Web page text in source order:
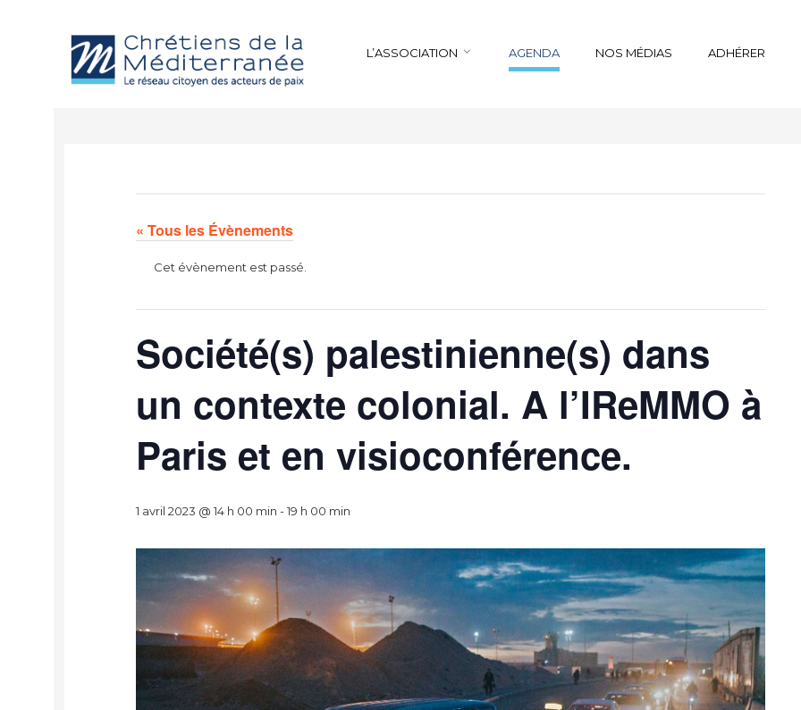
L’ASSOCIATION AGENDA NOS MÉDIAS ADHÉRER
« Tous les Évènements
Cet évènement est passé.
Société(s) palestinienne(s) dans
un contexte colonial. A l’IReMMO à
Paris et en visioconférence.
1 avril 2023 @ 14 h 00 min -19 h 00 min